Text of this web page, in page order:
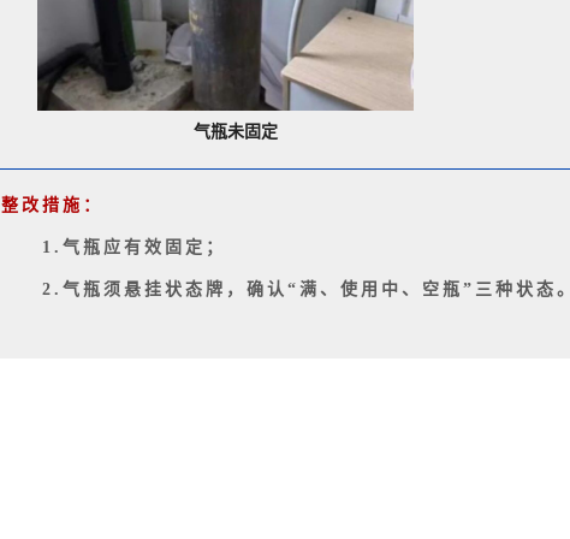
气瓶未固定
整改措施：
1.气瓶应有效固定；
2.气瓶须悬挂状态牌，确认“满、使用中、空瓶”三种状态。